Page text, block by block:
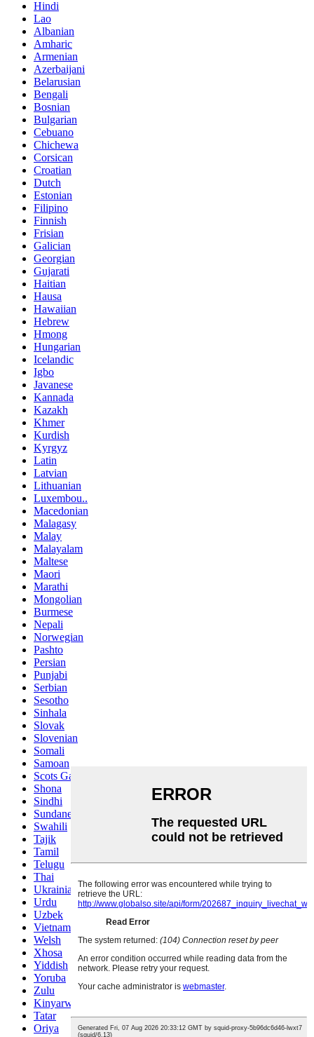
Hindi
Lao
Albanian
Amharic
Armenian
Azerbaijani
Belarusian
Bengali
Bosnian
Bulgarian
Cebuano
Chichewa
Corsican
Croatian
Dutch
Estonian
Filipino
Finnish
Frisian
Galician
Georgian
Gujarati
Haitian
Hausa
Hawaiian
Hebrew
Hmong
Hungarian
Icelandic
Igbo
Javanese
Kannada
Kazakh
Khmer
Kurdish
Kyrgyz
Latin
Latvian
Lithuanian
Luxembou..
Macedonian
Malagasy
Malay
Malayalam
Maltese
Maori
Marathi
Mongolian
Burmese
Nepali
Norwegian
Pashto
Persian
Punjabi
Serbian
Sesotho
Sinhala
Slovak
Slovenian
Somali
Samoan
Scots Gaelic
Shona
Sindhi
Sundanese
Swahili
Tajik
Tamil
Telugu
Thai
Ukrainian
Urdu
Uzbek
Vietnamese
Welsh
Xhosa
Yiddish
Yoruba
Zulu
Kinyarwanda
Tatar
Oriya